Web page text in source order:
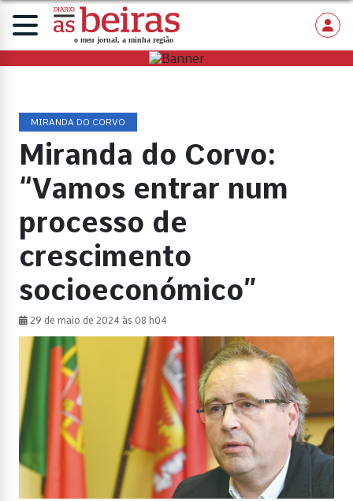
MIRANDA DO CORVO
Miranda do Corvo:
“Vamos entrar num
processo de
crescimento
socioeconómico”
29 de maio de 2024 às 08 h04